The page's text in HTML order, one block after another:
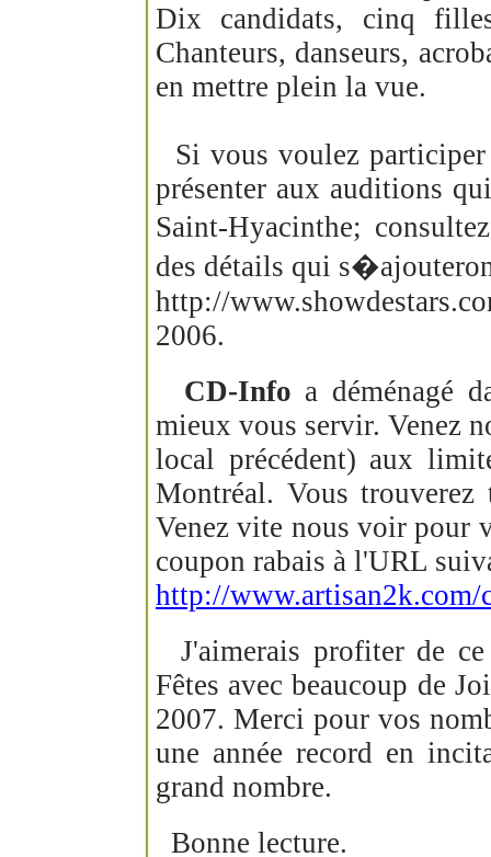
Dix candidats, cinq
Chanteurs, danseurs,
en mettre plein la vue.
Si vous voulez participer
présenter aux auditions
Saint-Hyacinthe;
des détails qui
http://
2006.
CD-Info a déménagé
mieux vous servir. Venez
local précédent) aux
Montréal. Vous
Venez vite nous voir pour
coupon rabais à l'URL
http://
J'aimerais profiter de
Fêtes avec beaucoup de
2007. Merci pour vos
une année record en
grand nombre.
Bonne lecture.